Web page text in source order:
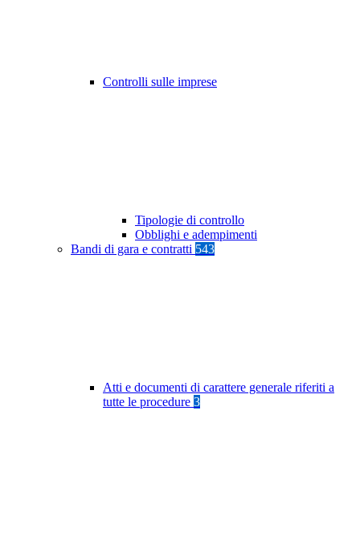
Controlli sulle imprese
Tipologie di controllo
Obblighi e adempimenti
Bandi di gara e contratti 543
Atti e documenti di carattere generale riferiti a
tutte le procedure 3